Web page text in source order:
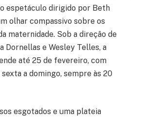
o espetáculo dirigido por Beth
olhar compassivo sobre os
maternidade. Sob a direção de
Dornellas e Wesley Telles, a
até 25 de fevereiro, com
a domingo, sempre às 20
esgotados e uma plateia